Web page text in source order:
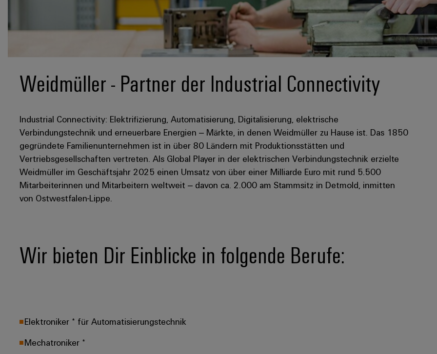
Weidmüller - Partner der Industrial Connectivity
Industrial Connectivity: Elektrifizierung, Automatisierung, Digitalisierung, elektrische
Verbindungstechnik und erneuerbare Energien – Märkte, in denen Weidmüller zu Hause ist. Das 1850
gegründete Familienunternehmen ist in über 80 Ländern mit Produktionsstätten und
Vertriebsgesellschaften vertreten. Als Global Player in der elektrischen Verbindungstechnik erzielte
Weidmüller im Geschäftsjahr 2025 einen Umsatz von über einer Milliarde Euro mit rund 5.500
Mitarbeiterinnen und Mitarbeitern weltweit – davon ca. 2.000 am Stammsitz in Detmold, inmitten
von Ostwestfalen-Lippe.
Wir bieten Dir Einblicke in folgende Berufe:
Elektroniker * für Automatisierungstechnik
Mechatroniker *